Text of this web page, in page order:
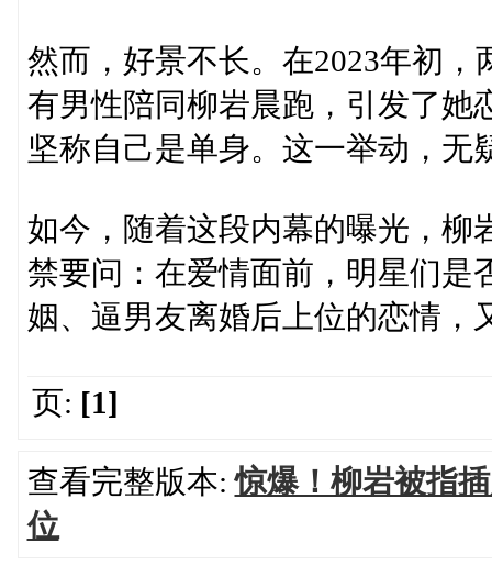
然而，好景不长。在2023年初
有男性陪同柳岩晨跑，引发了她
坚称自己是单身。这一举动，无
如今，随着这段内幕的曝光，柳
禁要问：在爱情面前，明星们是
姻、逼男友离婚后上位的恋情，
页: [1]
查看完整版本:惊爆！柳岩被指
位